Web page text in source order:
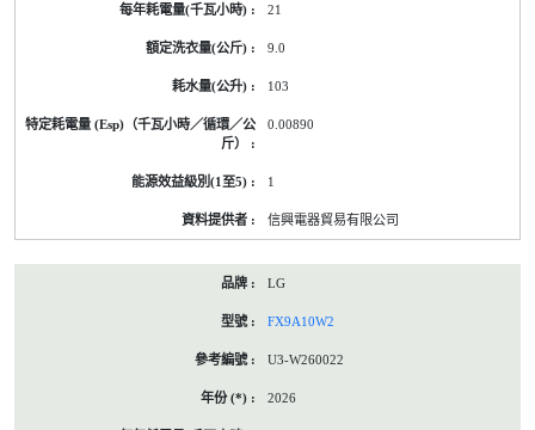
21
9.0
103
0.00890
1
信興電器貿易有限公司
LG
FX9A10W2
U3-W260022
2026